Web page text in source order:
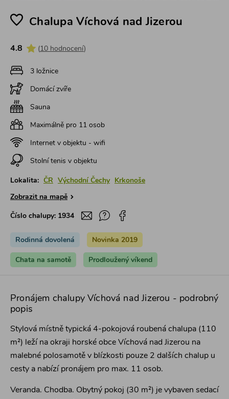
Chalupa Víchová nad Jizerou
4.8 (10 hodnocení)
3 ložnice
Domácí zvíře
Sauna
Maximálně pro 11 osob
Internet v objektu - wifi
Stolní tenis v objektu
Lokalita: ČR Východní Čechy Krkonoše
Zobrazit na mapě
Číslo chalupy: 1934
Rodinná dovolená Novinka 2019
Chata na samotě Prodloužený víkend
Pronájem chalupy Víchová nad Jizerou - podrobný
popis
Stylová místně typická 4-pokojová roubená chalupa (110
m²) leží na okraji horské obce Víchová nad Jizerou na
malebné polosamotě v blízkosti pouze 2 dalších chalup u
cesty a nabízí pronájem pro max. 11 osob.
Veranda. Chodba. Obytný pokoj (30 m²) je vybaven sedací